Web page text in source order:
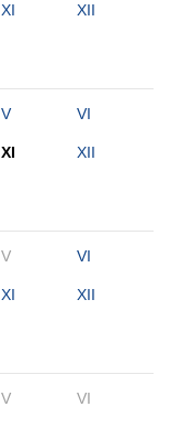
XI XII
V VI
XI XII
V VI
XI XII
V VI